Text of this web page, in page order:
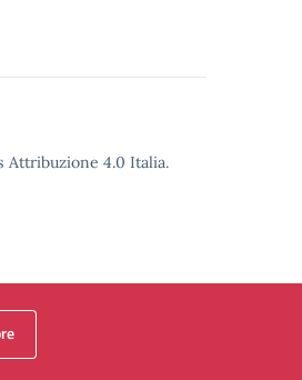
Attribuzione 4.0 Italia.